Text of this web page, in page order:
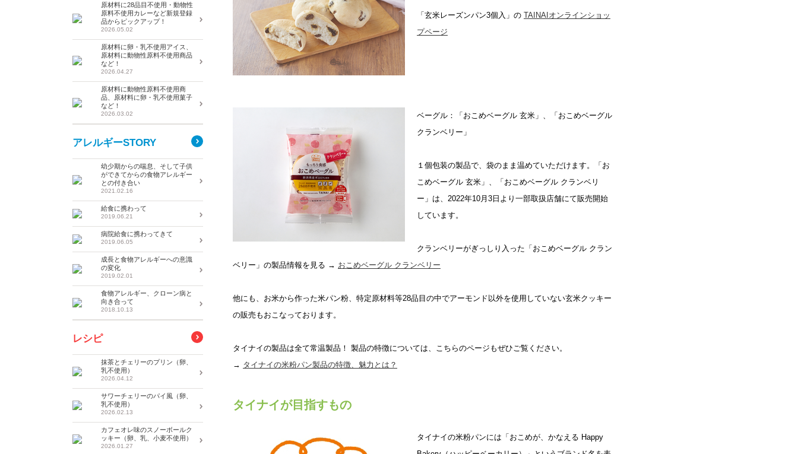
「玄米レーズンパン3個入」の TAINAIオンラインショッ
プページ
ベーグル：「おこめベーグル 玄米」、「おこめベーグル
クランベリー」
１個包装の製品で、袋のまま温めていただけます。「お
こめベーグル 玄米」、「おこめベーグル クランベリ
ー」は、2022年10月3日より一部取扱店舗にて販売開始
しています。
クランベリーがぎっしり入った「おこめベーグル クラン
ベリー」の製品情報を見る → おこめベーグル クランベリー
他にも、お米から作った米パン粉、特定原材料等28品目の中でアーモンド以外を使用していない玄米クッキー
の販売もおこなっております。
タイナイの製品は全て常温製品！ 製品の特徴については、こちらのページもぜひご覧ください。
→ タイナイの米粉パン製品の特徴、魅力とは？
タイナイが目指すもの
タイナイの米粉パンには「おこめが、かなえる Happy
原材料に28品目不使用・動物性
原料不使用カレーなど新規登録
品からピックアップ！
2026.05.02
原材料に卵・乳不使用アイス、
原材料に動物性原料不使用商品
など！
2026.04.27
原材料に動物性原料不使用商
品、原材料に卵・乳不使用菓子
など！
2026.03.02
アレルギーSTORY
幼少期からの喘息、そして子供
ができてからの食物アレルギー
との付き合い
2021.02.16
給食に携わって
2019.06.21
病院給食に携わってきて
2019.06.05
成長と食物アレルギーへの意識
の変化
2019.02.01
食物アレルギー、クローン病と
向き合って
2018.10.13
レシピ
抹茶とチェリーのプリン（卵、
乳不使用）
2026.04.12
サワーチェリーのパイ風（卵、
乳不使用）
2026.02.13
カフェオレ味のスノーボールク
ッキー（卵、乳、小麦不使用）
2026.01.27